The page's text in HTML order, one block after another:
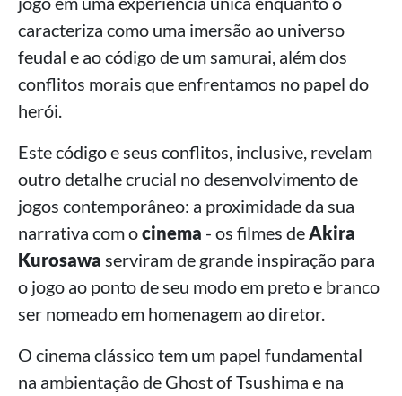
caracteriza como uma imersão ao universo
feudal e ao código de um samurai, além dos
conflitos morais que enfrentamos no papel do
herói.
Este código e seus conflitos, inclusive, revelam
outro detalhe crucial no desenvolvimento de
jogos contemporâneo: a proximidade da sua
narrativa com ocinema - os filmes deAkira
Kurosawa serviram de grande inspiração para
o jogo ao ponto de seu modo em preto e branco
ser nomeado em homenagem ao diretor.
O cinema clássico tem um papel fundamental
na ambientação de Ghost of Tsushima e na